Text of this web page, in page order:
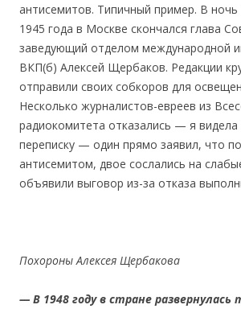
антисемитов. Типичный пример. В ночь
1945 года в Москве скончался глава
заведующий отделом международной
ВКП(б) Алексей Щербаков. Редакции
отправили своих собкоров для
Несколько журналистов-евреев из
радиокомитета отказались — я
переписку — один прямо заявил, что
антисемитом, двое сослались на
объявили выговор из-за отказа
Похороны Алексея Щербакова
— В 1948 году в стране развернулась